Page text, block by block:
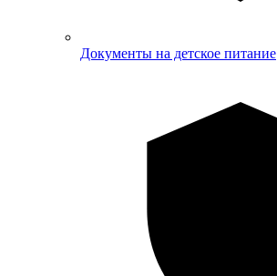
Документы на детское питание